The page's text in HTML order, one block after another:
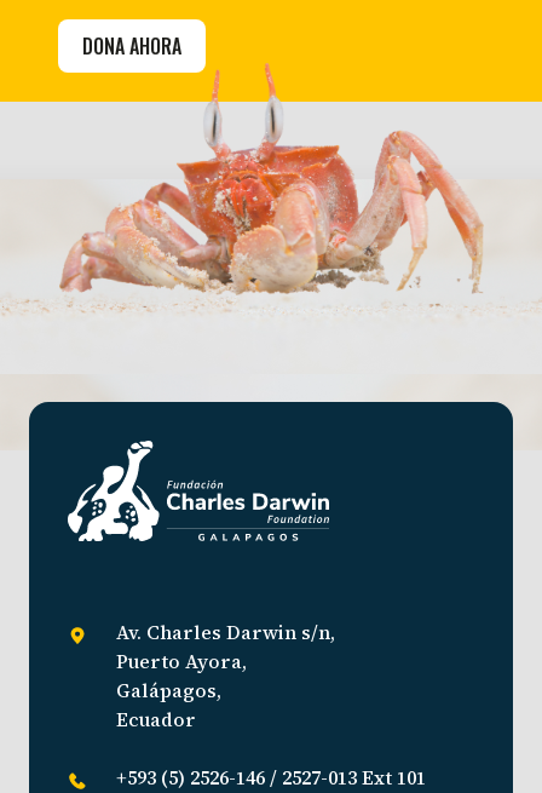
DONA AHORA
Av. Charles Darwin s/n,
Puerto Ayora,
Galápagos,
Ecuador
+593 (5) 2526-146 / 2527-013 Ext 101